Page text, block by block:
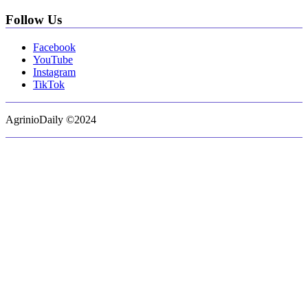
Follow Us
Facebook
YouTube
Instagram
TikTok
AgrinioDaily ©2024